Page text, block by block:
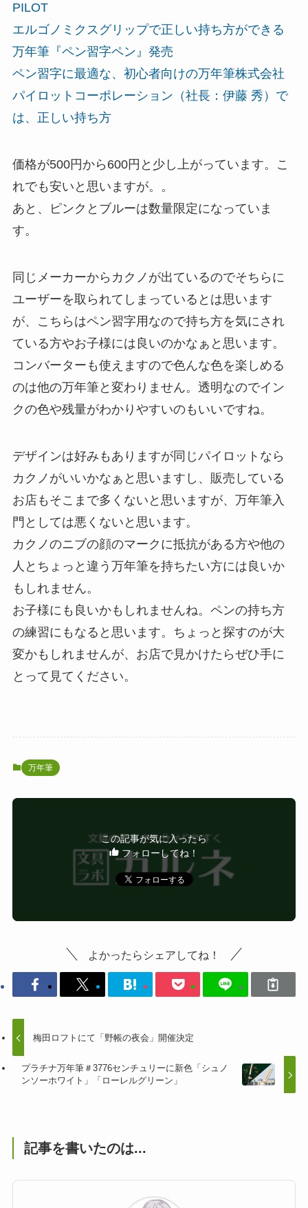
PILOT
エルゴノミクスグリップで正しい持ち方ができる
万年筆『ペン習字ペン』発売
ペン習字に最適な、初心者向けの万年筆株式会社
パイロットコーポレーション（社長：伊藤 秀）で
は、正しい持ち方
価格が500円から600円と少し上がっています。こ
れでも安いと思いますが。。
あと、ピンクとブルーは数量限定になっていま
す。
同じメーカーからカクノが出ているのでそちらに
ユーザーを取られてしまっているとは思います
が、こちらはペン習字用なので持ち方を気にされ
ている方やお子様には良いのかなぁと思います。
コンバーターも使えますので色んな色を楽しめる
のは他の万年筆と変わりません。透明なのでイン
クの色や残量がわかりやすいのもいいですね。
デザインは好みもありますが同じパイロットなら
カクノがいいかなぁと思いますし、販売している
お店もそこまで多くないと思いますが、万年筆入
門としては悪くないと思います。
カクノのニブの顔のマークに抵抗がある方や他の
人とちょっと違う万年筆を持ちたい方には良いか
もしれません。
お子様にも良いかもしれませんね。ペンの持ち方
の練習にもなると思います。ちょっと探すのが大
変かもしれませんが、お店で見かけたらぜひ手に
とって見てください。
万年筆
この記事が気に入ったら
フォローしてね！
よかったらシェアしてね！
梅田ロフトにて「野帳の夜会」開催決定
プラチナ万年筆＃3776センチュリーに新色「シュノ
ンソーホワイト」「ローレルグリーン」
記事を書いたのは...